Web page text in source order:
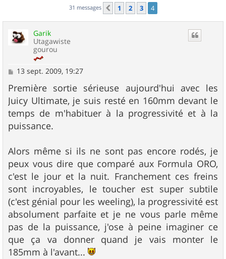
31 messages Précédent
1 2 3 4
Garik
Utagawiste
gourou
M
s
s
a
g
e
13 sept. 2009, 19:27
Première sortie sérieuse aujourd'hui avec les
Juicy Ultimate, je suis resté en 160mm devant le
temps de m'habituer à la progressivité et à la
puissance.
Alors même si ils ne sont pas encore rodés, je
peux vous dire que comparé aux Formula ORO,
c'est le jour et la nuit. Franchement ces freins
sont incroyables, le toucher est super subtile
(c'est génial pour les weeling), la progressivité est
absolument parfaite et je ne vous parle même
pas de la puissance, j'ose à peine imaginer ce
que ça va donner quand je vais monter le
185mm à l'avant...